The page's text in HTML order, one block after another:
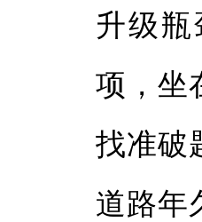
升级
项，坐
找准破
道路年